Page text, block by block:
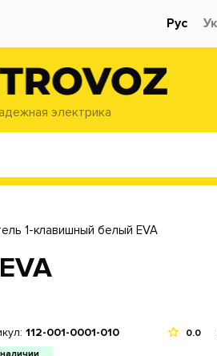
Рус
электрика
1-клавишный белый EVA
112-001-0001-010 0.0